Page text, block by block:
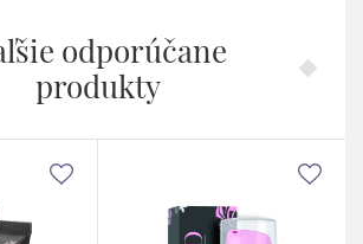
odporúčane
produkty